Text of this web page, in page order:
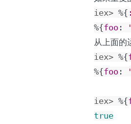
iex> %{
%{foo :
从上面的
iex> %{
%{foo :
iex> %{
true